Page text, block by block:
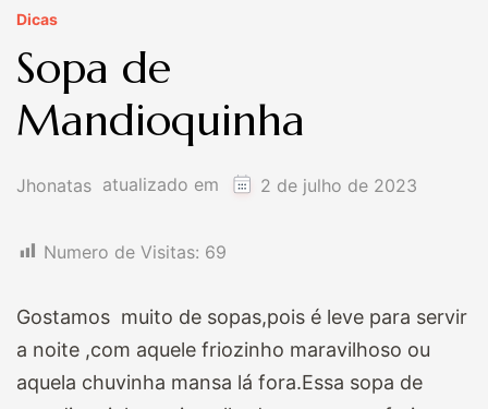
Dicas
Sopa de
Mandioquinha
Jhonatas atualizado em 2 de julho de 2023
Numero de Visitas: 69
Gostamos muito de sopas,pois é leve para servir
a noite ,com aquele friozinho maravilhoso ou
aquela chuvinha mansa lá fora.Essa sopa de